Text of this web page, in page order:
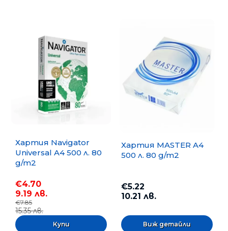
Хартия Navigator
Universal A4 500 л. 80
g/m2
€4.70
9.19 лв.
€7.85
15.35 лв.
Хартия MASTER A4
500 л. 80 g/m2
€5.22
10.21 лв.
Виж детайли